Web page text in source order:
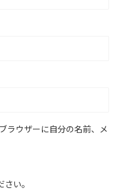
ラウザーに自分の名前、メ
い。